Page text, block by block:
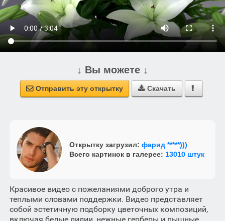
↓ Вы можете ↓
 Отправить эту открытку  Скачать 
Открытку загрузил: фарид *****)))
Всего картинок в галерее: 13010 штук
Красивое видео с пожеланиями доброго утра и
теплыми словами поддержки. Видео представляет
собой эстетичную подборку цветочных композиций,